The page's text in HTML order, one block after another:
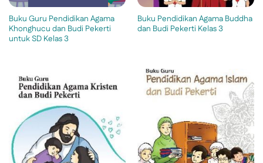
Buku Guru Pendidikan Agama
Khonghucu dan Budi Pekerti
untuk SD Kelas 3
Buku Pendidikan Agama Buddha
dan Budi Pekerti Kelas 3